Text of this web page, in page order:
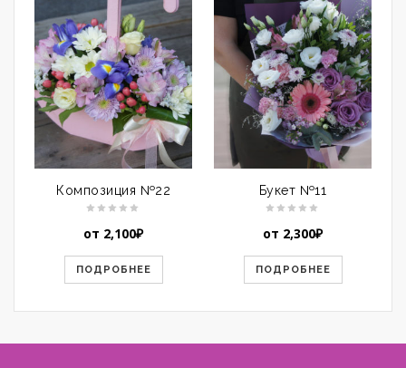
Композиция №22
от 2,100₽
ПОДРОБНЕЕ
Букет №11
от 2,300₽
ПОДРОБНЕЕ